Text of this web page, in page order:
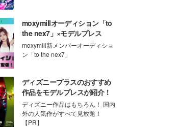
moxymillオーディション「to
the nex7」×モデルプレス
moxymill新メンバーオーディショ
ン「to the nex7」
ディズニープラスのおすすめ
作品をモデルプレスが紹介！
ディズニー作品はもちろん！ 国内
外の人気作がすべて見放題！
【PR】